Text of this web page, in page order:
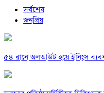
সর্বশেষ
জনপ্রিয়
৫৪ রানে অলআউট হয়ে ইনিংস